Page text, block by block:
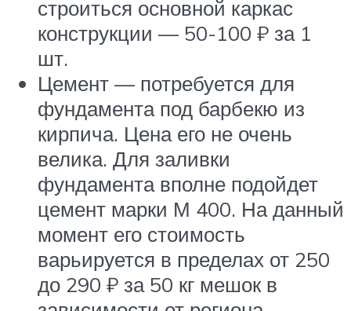
строиться основной каркас
конструкции — 50-100 ₽ за 1
шт.
Цемент — потребуется для
фундамента под барбекю из
кирпича. Цена его не очень
велика. Для заливки
фундамента вполне подойдет
цемент марки М 400. На данный
момент его стоимость
варьируется в пределах от 250
до 290 ₽ за 50 кг мешок в